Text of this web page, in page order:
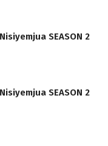
SEASON 2
SEASON 2